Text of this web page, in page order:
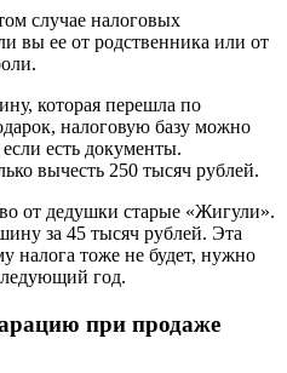
случае налоговых
вы ее от родственника или от
которая перешла по
налоговую базу можно
есть документы.
вычесть 250 тысяч рублей.
от дедушки старые «Жигули».
за 45 тысяч рублей. Эта
налога тоже не будет, нужно
год.
при продаже